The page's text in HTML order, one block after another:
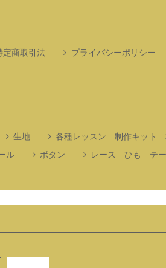
定商取引法 プライバシーポリシー
生地 各種レッスン 制作キット
ル
ボタン レース ひも テ